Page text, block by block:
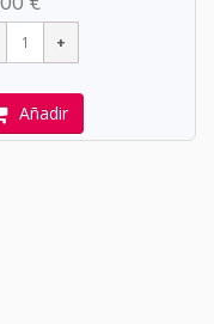
Añadir